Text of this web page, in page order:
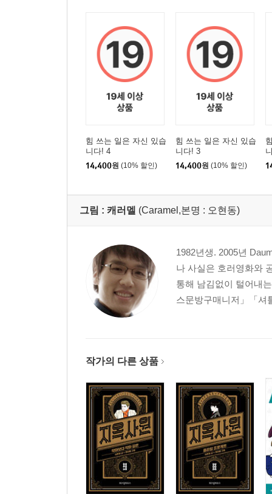
힘 쓰는 일은 자신 있습
니다! 4
14,400원 (10% 할인)
힘 쓰는 일은 자신 있습
니다! 3
14,400원 (10% 할인)
그림 : 캐러멜 (Caramel,본명 : 오현동)
1982년생. 2005년
나 사실은 호러영화와
통해 남김없이 털어내
스문방구매니저」「셔
작가의 다른 상품